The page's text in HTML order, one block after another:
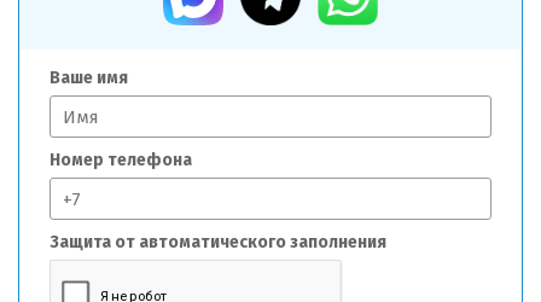
Ваше имя
Номер телефона
Защита от автоматического заполнения